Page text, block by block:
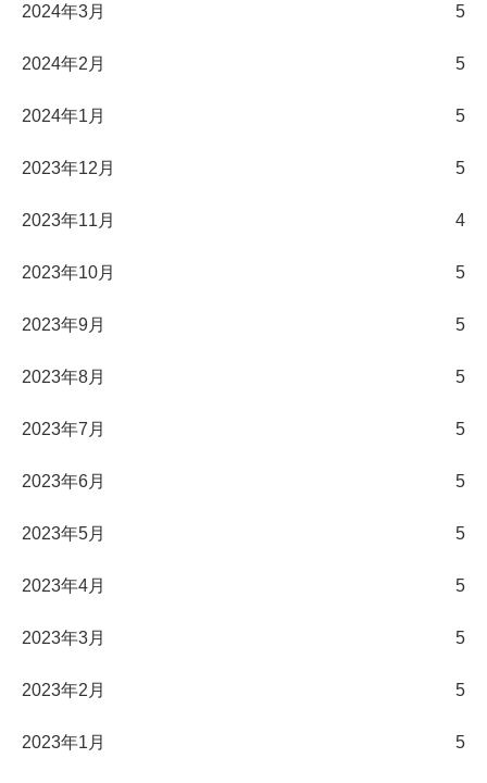
2024年3月 5
2024年2月 5
2024年1月 5
2023年12月 5
2023年11月 4
2023年10月 5
2023年9月 5
2023年8月 5
2023年7月 5
2023年6月 5
2023年5月 5
2023年4月 5
2023年3月 5
2023年2月 5
2023年1月 5